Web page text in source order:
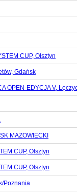
CUP, Olsztyn
Gdańsk
OPEN-EDYCJA V,
MAZOWIECKI
CUP, Olsztyn
CUP, Olsztyn
Poznania